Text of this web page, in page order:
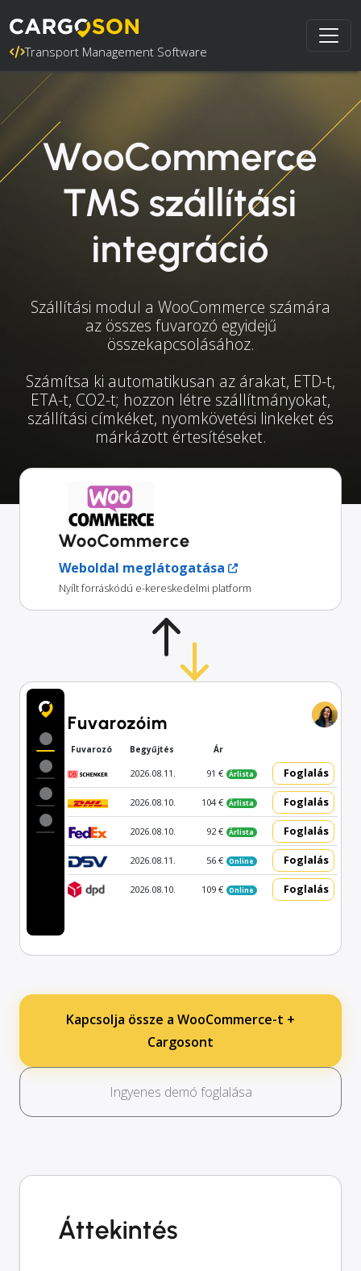
Transport Management Software
WooCommerce
TMS szállítási
integráció
Szállítási modul a WooCommerce számára
az összes fuvarozó egyidejű
összekapcsolásához.
Számítsa ki automatikusan az árakat, ETD-t,
ETA-t, CO2-t; hozzon létre szállítmányokat,
szállítási címkéket, nyomkövetési linkeket és
márkázott értesítéseket.
WooCommerce
Weboldal meglátogatása
Nyílt forráskódú e-kereskedelmi platform
Fuvarozóim
Fuvarozó Begyűjtés Ár
2026.08.11. 91 € Árlista Foglalás
2026.08.10. 104 € Árlista Foglalás
2026.08.10. 92 € Árlista Foglalás
2026.08.11. 56 € Online Foglalás
2026.08.10. 109 € Online Foglalás
Kapcsolja össze a WooCommerce-t +
Cargosont
Ingyenes demó foglalása
Áttekintés